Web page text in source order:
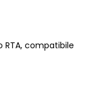
RTA, compatibile